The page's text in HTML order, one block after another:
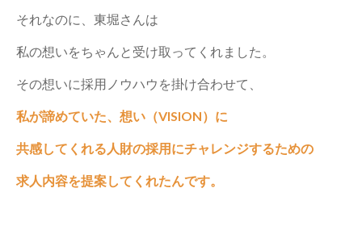
それなのに、東堀さんは
私の想いをちゃんと受け取ってくれました。
その想いに採用ノウハウを掛け合わせて、
私が諦めていた、想い（VISION）に
共感してくれる人財の採用にチャレンジするための
求人内容を提案してくれたんです。